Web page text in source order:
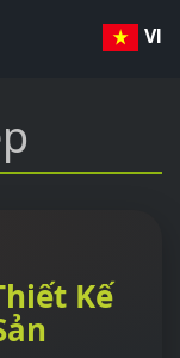
VI
Kế